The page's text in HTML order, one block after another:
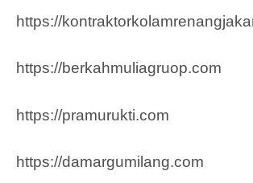
https://
https://berkahmuliagruop.com
https://pramurukti.com
https://damargumilang.com